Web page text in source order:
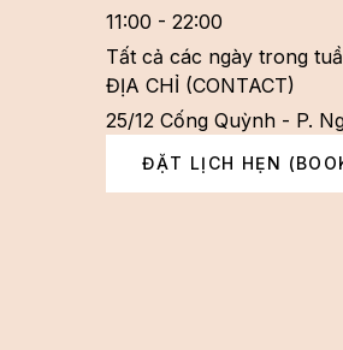
11:00 - 22:00
Tất cả các ngày trong
ĐỊA CHỈ (CONTACT)
25/12 Cống Quỳnh - P.
ĐẶT LỊCH HẸN